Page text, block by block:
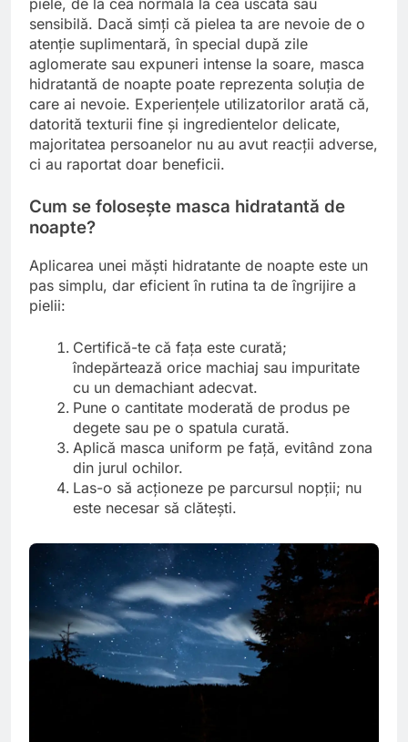
piele, de la cea normală la cea uscată sau
sensibilă. Dacă simți că pielea ta are nevoie de o
atenție suplimentară, în special după zile
aglomerate sau expuneri intense la soare, masca
hidratantă de noapte poate reprezenta soluția de
care ai nevoie. Experiențele utilizatorilor arată că,
datorită texturii fine și ingredientelor delicate,
majoritatea persoanelor nu au avut reacții adverse,
ci au raportat doar beneficii.
Cum se folosește masca hidratantă de
noapte?
Aplicarea unei măști hidratante de noapte este un
pas simplu, dar eficient în rutina ta de îngrijire a
pielii:
Certifică-te că fața este curată;
îndepărtează orice machiaj sau impuritate
cu un demachiant adecvat.
Pune o cantitate moderată de produs pe
degete sau pe o spatula curată.
Aplică masca uniform pe față, evitând zona
din jurul ochilor.
Las-o să acționeze pe parcursul nopții; nu
este necesar să clătești.